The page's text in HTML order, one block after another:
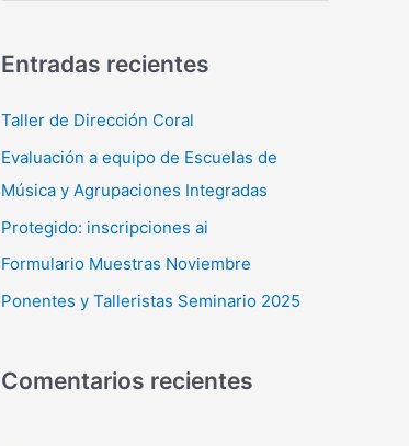
c
a
r
:
Entradas recientes
Taller de Dirección Coral
Evaluación a equipo de Escuelas de
Música y Agrupaciones Integradas
Protegido: inscripciones ai
Formulario Muestras Noviembre
Ponentes y Talleristas Seminario 2025
Comentarios recientes